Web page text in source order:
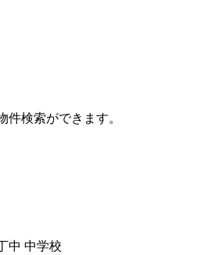
件検索ができます。
中 中学校